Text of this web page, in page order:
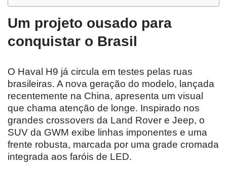
Um projeto ousado para
conquistar o Brasil
O Haval H9 já circula em testes pelas ruas
brasileiras. A nova geração do modelo, lançada
recentemente na China, apresenta um visual
que chama atenção de longe. Inspirado nos
grandes crossovers da Land Rover e Jeep, o
SUV da GWM exibe linhas imponentes e uma
frente robusta, marcada por uma grade cromada
integrada aos faróis de LED.